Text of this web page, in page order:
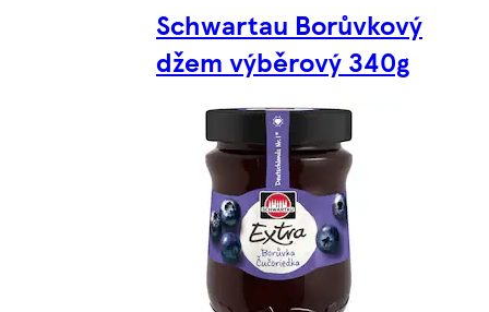
Schwartau Borůvkový
džem výběrový 340g